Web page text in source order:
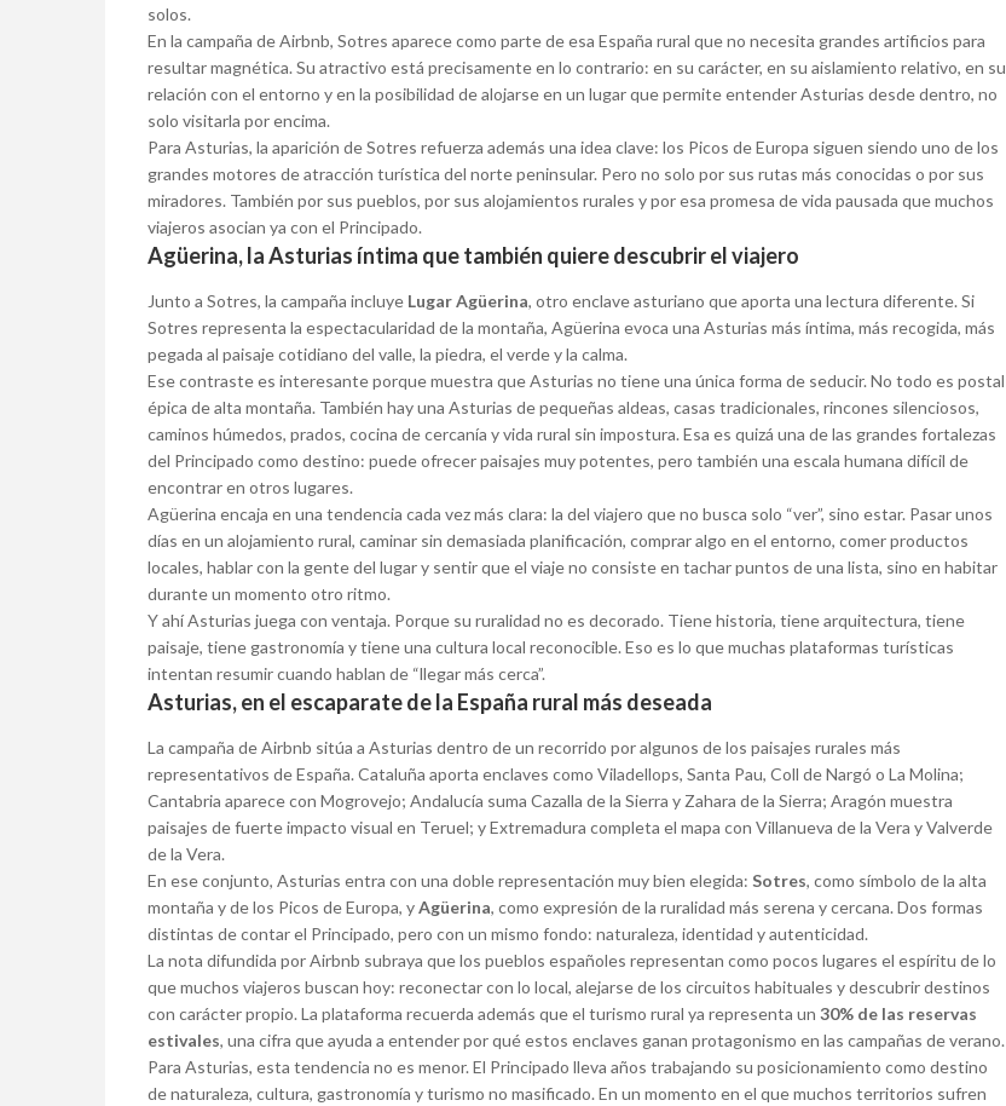
solos.
En la campaña de Airbnb, Sotres aparece como parte de esa España rural que no necesita grandes artificios para
resultar magnética. Su atractivo está precisamente en lo contrario: en su carácter, en su aislamiento relativo, en su
relación con el entorno y en la posibilidad de alojarse en un lugar que permite entender Asturias desde dentro, no
solo visitarla por encima.
Para Asturias, la aparición de Sotres refuerza además una idea clave: los Picos de Europa siguen siendo uno de los
grandes motores de atracción turística del norte peninsular. Pero no solo por sus rutas más conocidas o por sus
miradores. También por sus pueblos, por sus alojamientos rurales y por esa promesa de vida pausada que muchos
viajeros asocian ya con el Principado.
Agüerina, la Asturias íntima que también quiere descubrir el viajero
Junto a Sotres, la campaña incluye Lugar Agüerina, otro enclave asturiano que aporta una lectura diferente. Si
Sotres representa la espectacularidad de la montaña, Agüerina evoca una Asturias más íntima, más recogida, más
pegada al paisaje cotidiano del valle, la piedra, el verde y la calma.
Ese contraste es interesante porque muestra que Asturias no tiene una única forma de seducir. No todo es postal
épica de alta montaña. También hay una Asturias de pequeñas aldeas, casas tradicionales, rincones silenciosos,
caminos húmedos, prados, cocina de cercanía y vida rural sin impostura. Esa es quizá una de las grandes fortalezas
del Principado como destino: puede ofrecer paisajes muy potentes, pero también una escala humana difícil de
encontrar en otros lugares.
Agüerina encaja en una tendencia cada vez más clara: la del viajero que no busca solo “ver”, sino estar. Pasar unos
días en un alojamiento rural, caminar sin demasiada planificación, comprar algo en el entorno, comer productos
locales, hablar con la gente del lugar y sentir que el viaje no consiste en tachar puntos de una lista, sino en habitar
durante un momento otro ritmo.
Y ahí Asturias juega con ventaja. Porque su ruralidad no es decorado. Tiene historia, tiene arquitectura, tiene
paisaje, tiene gastronomía y tiene una cultura local reconocible. Eso es lo que muchas plataformas turísticas
intentan resumir cuando hablan de “llegar más cerca”.
Asturias, en el escaparate de la España rural más deseada
La campaña de Airbnb sitúa a Asturias dentro de un recorrido por algunos de los paisajes rurales más
representativos de España. Cataluña aporta enclaves como Viladellops, Santa Pau, Coll de Nargó o La Molina;
Cantabria aparece con Mogrovejo; Andalucía suma Cazalla de la Sierra y Zahara de la Sierra; Aragón muestra
paisajes de fuerte impacto visual en Teruel; y Extremadura completa el mapa con Villanueva de la Vera y Valverde
de la Vera.
En ese conjunto, Asturias entra con una doble representación muy bien elegida: Sotres, como símbolo de la alta
montaña y de los Picos de Europa, yAgüerina, como expresión de la ruralidad más serena y cercana. Dos formas
distintas de contar el Principado, pero con un mismo fondo: naturaleza, identidad y autenticidad.
La nota difundida por Airbnb subraya que los pueblos españoles representan como pocos lugares el espíritu de lo
que muchos viajeros buscan hoy: reconectar con lo local, alejarse de los circuitos habituales y descubrir destinos
con carácter propio. La plataforma recuerda además que el turismo rural ya representa un 30% de las reservas
estivales, una cifra que ayuda a entender por qué estos enclaves ganan protagonismo en las campañas de verano.
Para Asturias, esta tendencia no es menor. El Principado lleva años trabajando su posicionamiento como destino
de naturaleza, cultura, gastronomía y turismo no masificado. En un momento en el que muchos territorios sufren